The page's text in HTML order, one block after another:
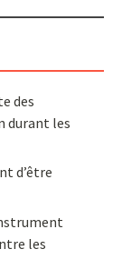
des
durant les
d’être
les